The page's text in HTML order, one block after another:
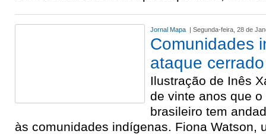
Jornal Mapa | Segunda-feira, 28 de
Comunidades
ataque cerrado
Ilustração de Inês
de vinte anos que
brasileiro tem
às comunidades indígenas. Fiona Watson,